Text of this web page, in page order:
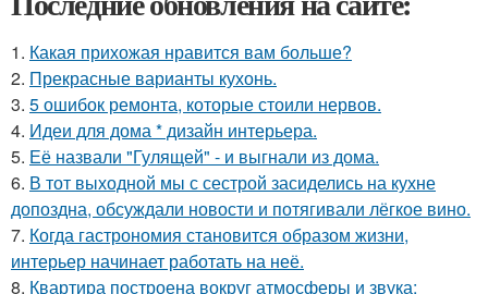
1. Какая прихожая нравится вам больше?
2. Прекрасные варианты кухонь.
3. 5 ошибок ремонта, которые стоили нервов.
4. Идеи для дома * дизайн интерьера.
5. Её назвали "Гулящей" - и выгнали из дома.
6. В тот выходной мы с сестрой засиделись на кухне
допоздна, обсуждали новости и потягивали лёгкое вино.
7. Когда гастрономия становится образом жизни,
интерьер начинает работать на неё.
8. Квартира построена вокруг атмосферы и звука: